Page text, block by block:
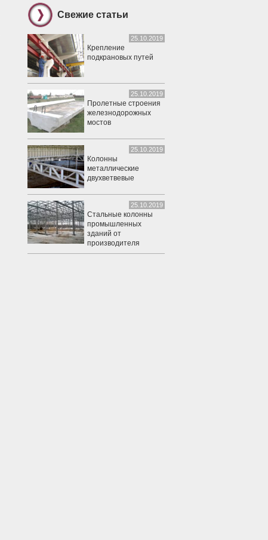
Свежие статьи
25.10.2019
Крепление
подкрановых путей
25.10.2019
Пролетные строения
железнодорожных
мостов
25.10.2019
Колонны
металлические
двухветвевые
25.10.2019
Стальные колонны
промышленных
зданий от
производителя